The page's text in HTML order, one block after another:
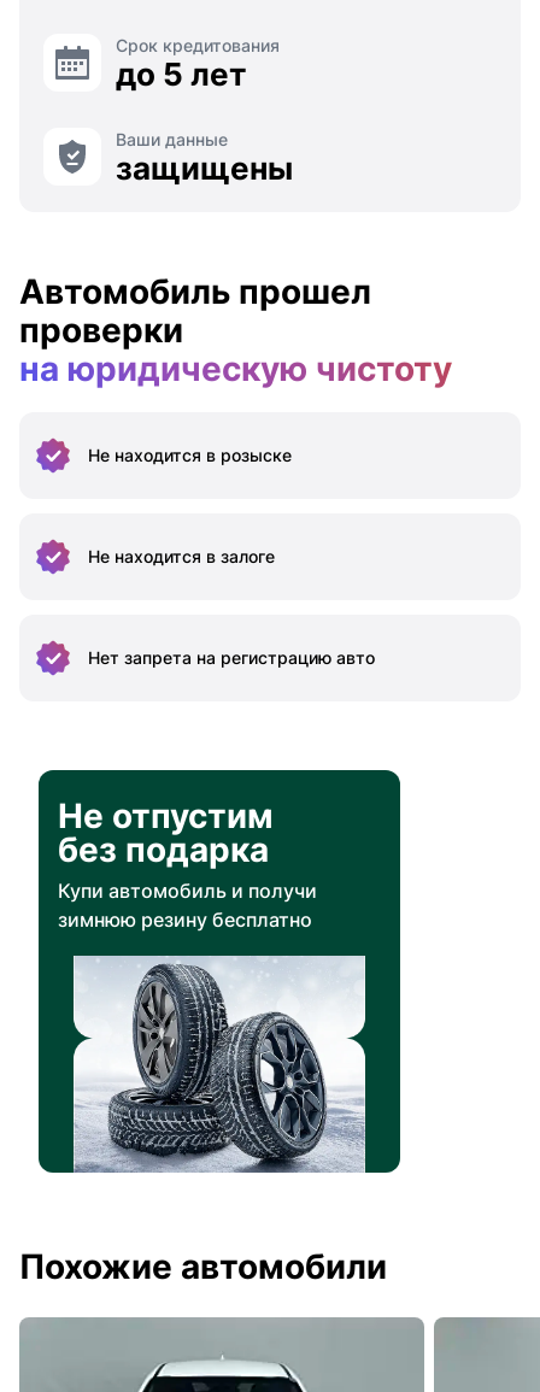
Срок кредитования
до 5 лет
Ваши данные
защищены
Автомобиль прошел
проверки
на юридическую чистоту
Не находится в розыске
Не находится в залоге
Нет запрета на регистрацию авто
Не отпустим
без подарка
Купи автомобиль и получи
зимнюю резину бесплатно
Похожие автомобили